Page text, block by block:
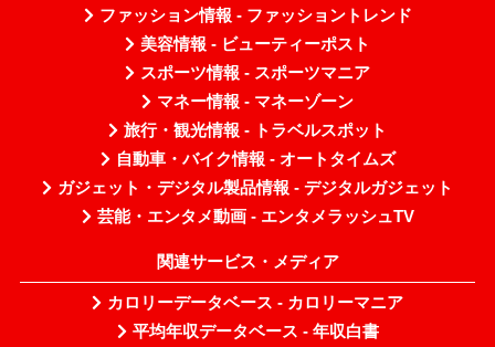
ファッション情報 - ファッショントレンド
美容情報 - ビューティーポスト
スポーツ情報 - スポーツマニア
マネー情報 - マネーゾーン
旅行・観光情報 - トラベルスポット
自動車・バイク情報 - オートタイムズ
ガジェット・デジタル製品情報 - デジタルガジェット
芸能・エンタメ動画 - エンタメラッシュTV
関連サービス・メディア
カロリーデータベース - カロリーマニア
平均年収データベース - 年収白書